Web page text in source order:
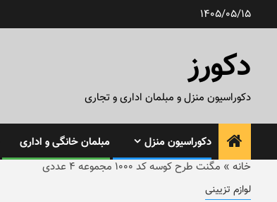
1405/05/15
دکورز
دکوراسیون منزل و مبلمان اداری و تجاری
دکوراسیون منزل مبلمان خانگی و اداری
خانه » مگنت طرح کوسه کد ۱۰۰۰ مجموعه ۴ عددی
لوازم تزیینی